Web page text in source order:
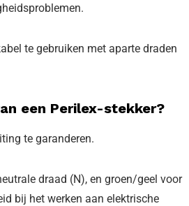
te gebruiken met aparte draden
een Perilex-stekker?
te garanderen.
draad (N), en groen/geel voor
bij het werken aan elektrische